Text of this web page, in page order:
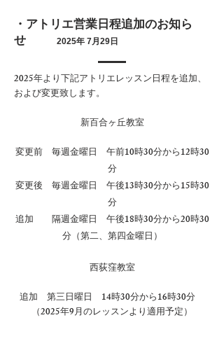
・アトリエ営業日程追加のお知ら
せ
2025年 7月29日
2025年より下記アトリエレッスン日程を追加、
および変更致します。
新百合ヶ丘教室
変更前 毎週金曜日 午前10時30分から12時30
分
変更後 毎週金曜日 午後13時30分から15時30
分
追加 隔週金曜日 午後18時30分から20時30
分（第二、第四金曜日）
西荻窪教室
追加 第三日曜日 14時30分から16時30分
（2025年9月のレッスンより適用予定）